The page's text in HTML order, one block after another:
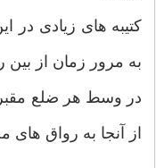
کتیبه های زیادی در
به مرور زمان از بین
در وسط هر ضلع
از آنجا به رواق های